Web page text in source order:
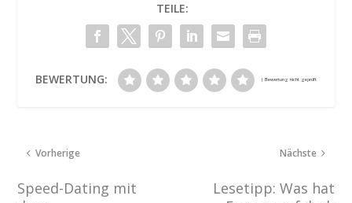
TEILE:
BEWERTUNG:
Vorherige
Speed-Dating mit
Nächste
Lesetipp: Was hat